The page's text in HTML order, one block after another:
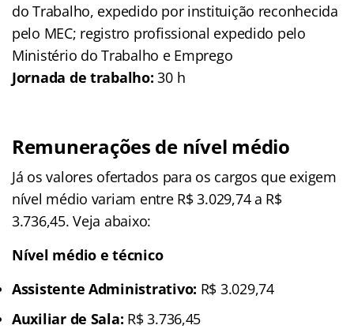
do Trabalho, expedido por instituição reconhecida
pelo MEC; registro profissional expedido pelo
Ministério do Trabalho e Emprego
Jornada de trabalho: 30 h
Remunerações de nível médio
Já os valores ofertados para os cargos que exigem
nível médio variam entre R$ 3.029,74 a R$
3.736,45. Veja abaixo:
Nível médio e técnico
Assistente Administrativo: R$ 3.029,74
Auxiliar de Sala: R$ 3.736,45